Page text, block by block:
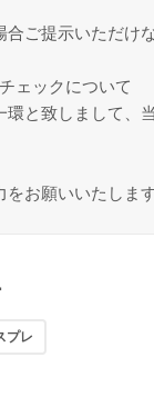
合ご提示いただけ
ェックについて
環と致しまして、
お願いいたします
プレ